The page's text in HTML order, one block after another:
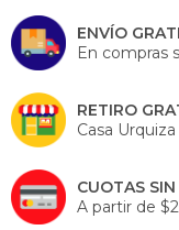
ENVÍO
En compras
RETIRO
Casa
CUOTAS
A partir de